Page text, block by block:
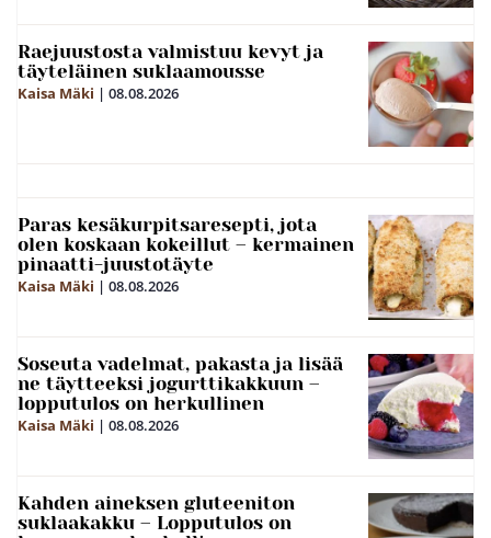
Raejuustosta valmistuu kevyt ja
täyteläinen suklaamousse
Kaisa Mäki | 08.08.2026
Paras kesäkurpitsaresepti, jota
olen koskaan kokeillut – kermainen
pinaatti-juustotäyte
Kaisa Mäki | 08.08.2026
Soseuta vadelmat, pakasta ja lisää
ne täytteeksi jogurttikakkuun –
lopputulos on herkullinen
Kaisa Mäki | 08.08.2026
Kahden aineksen gluteeniton
suklaakakku – Lopputulos on